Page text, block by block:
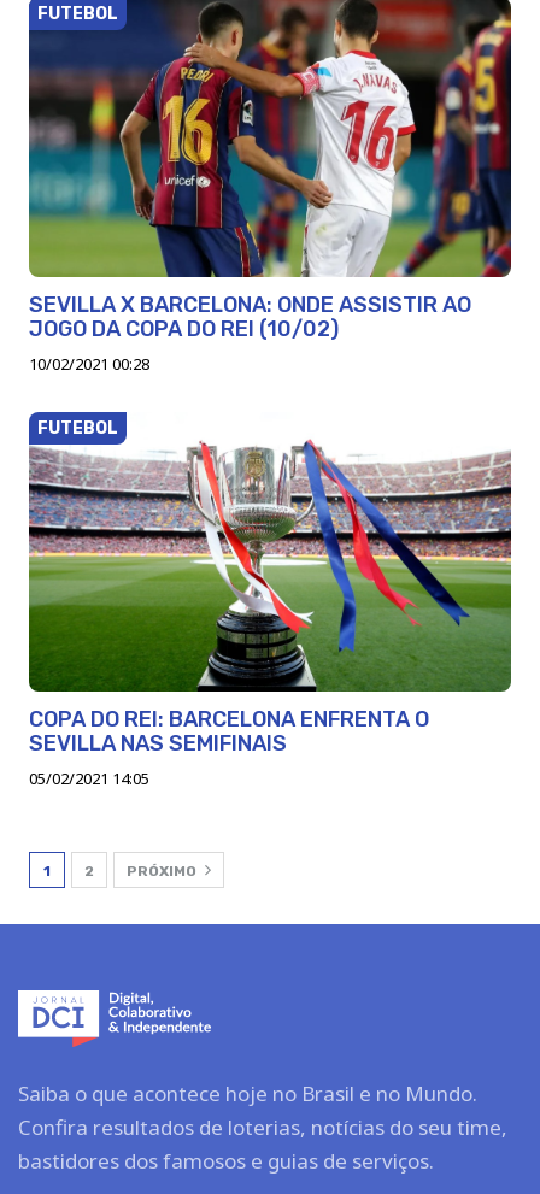
FUTEBOL
SEVILLA X BARCELONA: ONDE ASSISTIR AO
JOGO DA COPA DO REI (10/02)
10/02/2021 00:28
FUTEBOL
COPA DO REI: BARCELONA ENFRENTA O
SEVILLA NAS SEMIFINAIS
05/02/2021 14:05
1 2 PRÓXIMO
Saiba o que acontece hoje no Brasil e no Mundo.
Confira resultados de loterias, notícias do seu time,
bastidores dos famosos e guias de serviços.